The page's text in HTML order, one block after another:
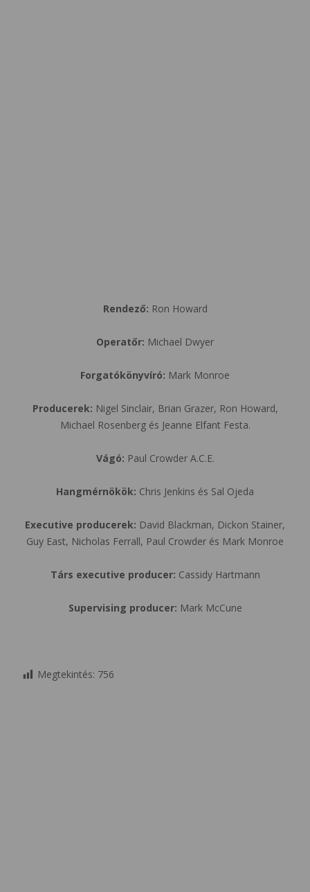
Rendező: Ron Howard
Operatőr: Michael Dwyer
Forgatókönyvíró: Mark Monroe
Producerek: Nigel Sinclair, Brian Grazer, Ron Howard,
Michael Rosenberg és Jeanne Elfant Festa.
Vágó: Paul Crowder A.C.E.
Hangmérnökök: Chris Jenkins és Sal Ojeda
Executive producerek: David Blackman, Dickon Stainer,
Guy East, Nicholas Ferrall, Paul Crowder és Mark Monroe
Társ executive producer: Cassidy Hartmann
Supervising producer: Mark McCune
Megtekintés: 756